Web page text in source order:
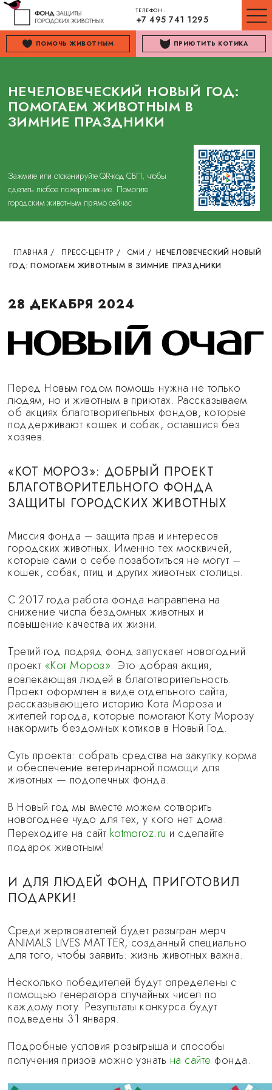
ТЕЛЕФОН :
+7 495 741 1295
ПОМОЧЬ ЖИВОТНЫМ ПРИЮТИТЬ КОТИКА
НЕЧЕЛОВЕЧЕСКИЙ НОВЫЙ ГОД:
ПОМОГАЕМ ЖИВОТНЫМ В
ЗИМНИЕ ПРАЗДНИКИ
Зажмите или отсканируйте QR-код СБП, чтобы
сделать любое пожертвование. Помогите
городским животным прямо сейчас
ГЛАВНАЯ / ПРЕСС-ЦЕНТР / СМИ / НЕЧЕЛОВЕЧЕСКИЙ НОВЫЙ
ГОД: ПОМОГАЕМ ЖИВОТНЫМ В ЗИМНИЕ ПРАЗДНИКИ
28 ДЕКАБРЯ 2024
Перед Новым годом помощь нужна не только
людям, но и животным в приютах. Рассказываем
об акциях благотворительных фондов, которые
поддерживают кошек и собак, оставшися без
хозяев.
«КОТ МОРОЗ»: ДОБРЫЙ ПРОЕКТ
БЛАГОТВОРИТЕЛЬНОГО ФОНДА
ЗАЩИТЫ ГОРОДСКИХ ЖИВОТНЫХ
Миссия фонда – защита прав и интересов
городских животных. Именно тех москвичей,
которые сами о себе позаботиться не могут –
кошек, собак, птиц и других животных столицы.
С 2017 года работа фонда направлена на
снижение числа бездомных животных и
повышение качества их жизни.
Третий год подряд фонд запускает новогодний
проект «Кот Мороз». Это добрая акция,
вовлекающая людей в благотворительность.
Проект оформлен в виде отдельного сайта,
рассказывающего историю Кота Мороза и
жителей города, которые помогают Коту Морозу
накормить бездомных котиков в Новый Год.
Суть проекта: собрать средства на закупку корма
и обеспечение ветеринарной помощи для
животных — подопечных фонда.
В Новый год мы вместе можем сотворить
новогоднее чудо для тех, у кого нет дома.
Переходите на сайт kotmoroz.ru и сделайте
подарок животным!
И ДЛЯ ЛЮДЕЙ ФОНД ПРИГОТОВИЛ
ПОДАРКИ!
Среди жертвователей будет разыгран мерч
ANIMALS LIVES MATTER, созданный специально
для того, чтобы заявить: жизнь животных важна.
Несколько победителей будут определены с
помощью генератора случайных чисел по
каждому лоту. Результаты конкурса будут
подведены 31 января.
Подробные условия розыгрыша и способы
получения призов можно узнать на сайте фонда.